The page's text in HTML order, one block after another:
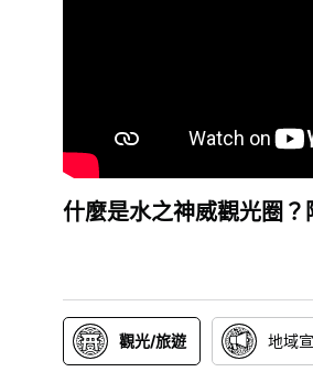
什麼是水之神威觀光圈
觀光/旅遊 地域